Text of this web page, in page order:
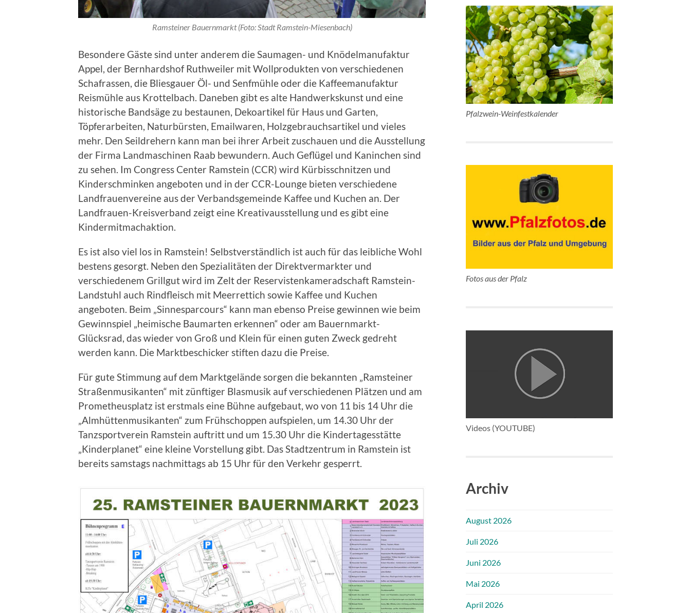
Ramsteiner Bauernmarkt (Foto: Stadt Ramstein-Miesenbach)
Besondere Gäste sind unter anderem die Saumagen- und Knödelmanufaktur
Appel, der Bernhardshof Ruthweiler mit Wollprodukten von verschiedenen
Schafrassen, die Bliesgauer Öl- und Senfmühle oder die Kaffeemanufaktur
Reismühle aus Krottelbach. Daneben gibt es alte Handwerkskunst und eine
historische Bandsäge zu bestaunen, Dekoartikel für Haus und Garten,
Töpferarbeiten, Naturbürsten, Emailwaren, Holzgebrauchsartikel und vieles
mehr. Den Seildrehern kann man bei ihrer Arbeit zuschauen und die Ausstellung
der Firma Landmaschinen Raab bewundern. Auch Geflügel und Kaninchen sind
zu sehen. Im Congress Center Ramstein (CCR) wird Kürbisschnitzen und
Kinderschminken angeboten und in der CCR-Lounge bieten verschiedene
Landfrauenvereine aus der Verbandsgemeinde Kaffee und Kuchen an. Der
Landfrauen-Kreisverband zeigt eine Kreativausstellung und es gibt eine
Kindermitmachaktion.
Es ist also viel los in Ramstein! Selbstverständlich ist auch für das leibliche Wohl
bestens gesorgt. Neben den Spezialitäten der Direktvermarkter und
verschiedenem Grillgut wird im Zelt der Reservistenkameradschaft Ramstein-
Landstuhl auch Rindfleisch mit Meerrettich sowie Kaffee und Kuchen
angeboten. Beim „Sinnesparcours“ kann man ebenso Preise gewinnen wie beim
Gewinnspiel „heimische Baumarten erkennen“ oder am Bauernmarkt-
Glücksrad, das wieder von Groß und Klein für einen guten Zweck gedreht
werden kann. Die Marktbeschicker stiften dazu die Preise.
Für gute Stimmung auf dem Marktgelände sorgen die bekannten „Ramsteiner
Straßenmusikanten“ mit zünftiger Blasmusik auf verschiedenen Plätzen und am
Prometheusplatz ist erstmals eine Bühne aufgebaut, wo von 11 bis 14 Uhr die
„Almhüttenmusikanten“ zum Frühschoppen aufspielen, um 14.30 Uhr der
Tanzsportverein Ramstein auftritt und um 15.30 Uhr die Kindertagesstätte
„Kinderplanet“ eine kleine Vorstellung gibt. Das Stadtzentrum in Ramstein ist
bereits samstags nachmittags ab 15 Uhr für den Verkehr gesperrt.
Pfalzwein-Weinfestkalender
Fotos aus der Pfalz
Videos (YOUTUBE)
Archiv
August 2026
Juli 2026
Juni 2026
Mai 2026
April 2026